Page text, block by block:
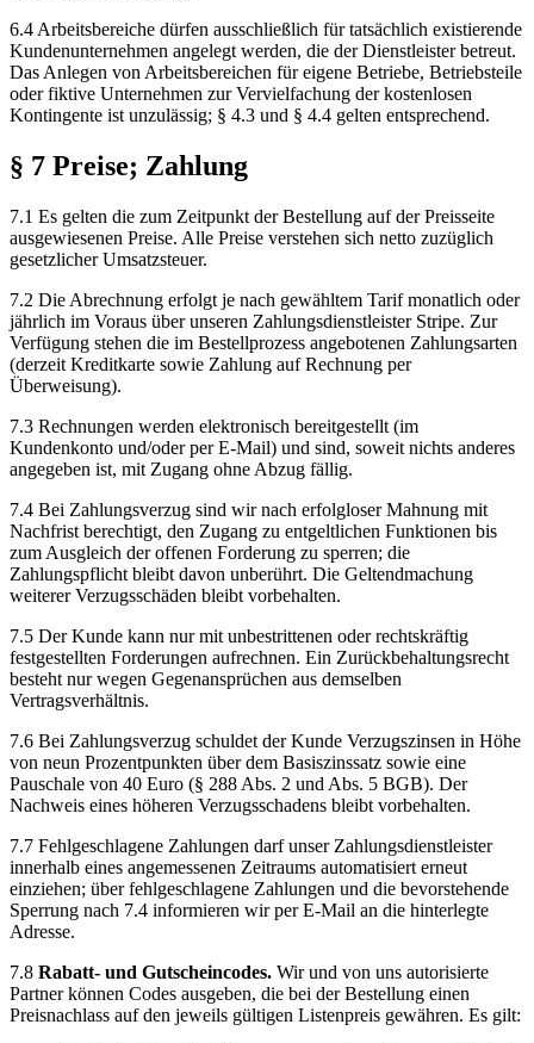
6.4 Arbeitsbereiche dürfen ausschließlich für tatsächlich existierende
Kundenunternehmen angelegt werden, die der Dienstleister betreut.
Das Anlegen von Arbeitsbereichen für eigene Betriebe, Betriebsteile
oder fiktive Unternehmen zur Vervielfachung der kostenlosen
Kontingente ist unzulässig; § 4.3 und § 4.4 gelten entsprechend.
§ 7 Preise; Zahlung
7.1 Es gelten die zum Zeitpunkt der Bestellung auf der Preisseite
ausgewiesenen Preise. Alle Preise verstehen sich netto zuzüglich
gesetzlicher Umsatzsteuer.
7.2 Die Abrechnung erfolgt je nach gewähltem Tarif monatlich oder
jährlich im Voraus über unseren Zahlungsdienstleister Stripe. Zur
Verfügung stehen die im Bestellprozess angebotenen Zahlungsarten
(derzeit Kreditkarte sowie Zahlung auf Rechnung per
Überweisung).
7.3 Rechnungen werden elektronisch bereitgestellt (im
Kundenkonto und/oder per E-Mail) und sind, soweit nichts anderes
angegeben ist, mit Zugang ohne Abzug fällig.
7.4 Bei Zahlungsverzug sind wir nach erfolgloser Mahnung mit
Nachfrist berechtigt, den Zugang zu entgeltlichen Funktionen bis
zum Ausgleich der offenen Forderung zu sperren; die
Zahlungspflicht bleibt davon unberührt. Die Geltendmachung
weiterer Verzugsschäden bleibt vorbehalten.
7.5 Der Kunde kann nur mit unbestrittenen oder rechtskräftig
festgestellten Forderungen aufrechnen. Ein Zurückbehaltungsrecht
besteht nur wegen Gegenansprüchen aus demselben
Vertragsverhältnis.
7.6 Bei Zahlungsverzug schuldet der Kunde Verzugszinsen in Höhe
von neun Prozentpunkten über dem Basiszinssatz sowie eine
Pauschale von 40 Euro (§ 288 Abs. 2 und Abs. 5 BGB). Der
Nachweis eines höheren Verzugsschadens bleibt vorbehalten.
7.7 Fehlgeschlagene Zahlungen darf unser Zahlungsdienstleister
innerhalb eines angemessenen Zeitraums automatisiert erneut
einziehen; über fehlgeschlagene Zahlungen und die bevorstehende
Sperrung nach 7.4 informieren wir per E-Mail an die hinterlegte
Adresse.
7.8 Rabatt- und Gutscheincodes. Wir und von uns autorisierte
Partner können Codes ausgeben, die bei der Bestellung einen
Preisnachlass auf den jeweils gültigen Listenpreis gewähren. Es gilt: